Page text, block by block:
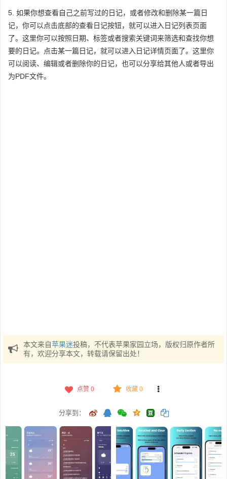
5. 如果你想查看自己之前写过的日记，或者修改和删除某一篇日
记，你可以点击底部的查看日记按钮，就可以进入日记列表页面
了。这里你可以按照日期、标签或者搜索关键词来筛选和查找你想
要的日记。点击某一篇日记，就可以进入日记详情页面了。这里你
可以阅读、编辑或者删除你的日记，也可以分享给其他人或者导出
为PDF文件。
本文来自苹果迷投稿，不代表苹果家园立场，版权归原作者所
有，欢迎分享本文，转载请保留出处！
点赞 0 收藏 0
分享到：